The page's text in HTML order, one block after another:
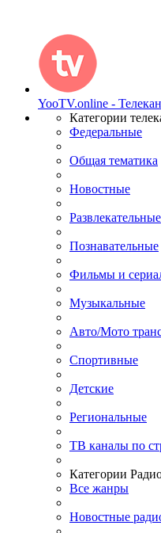
YooTV.online -
Категории
Федеральные
Общая тематика
Новостные
Развлекательные
Познавательные
Фильмы и
Музыкальные
Авто/Мото
Спортивные
Детские
Региональные
ТВ каналы по
Категории
Все жанры
Новостные